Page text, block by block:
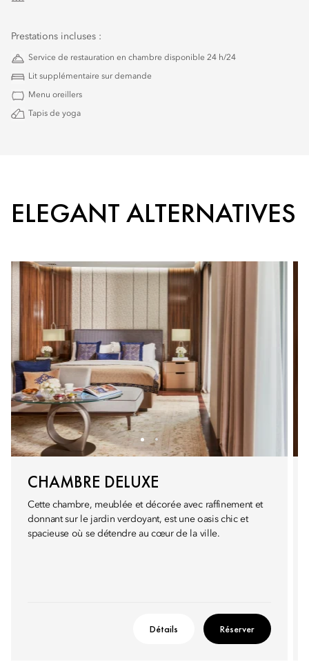
Prestations incluses :
Service de restauration en chambre disponible 24 h/24
Lit supplémentaire sur demande
Menu oreillers
Tapis de yoga
ELEGANT ALTERNATIVES
CHAMBRE DELUXE
Cette chambre, meublée et décorée avec raffinement et
donnant sur le jardin verdoyant, est une oasis chic et
spacieuse où se détendre au cœur de la ville.
Détails Réserver